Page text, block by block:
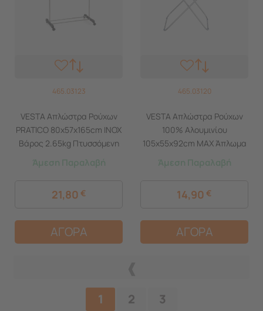
465.03123
VESTA Απλώστρα Ρούχων
PRATICO 80x57x165cm INOX
Βάρος 2.65kg Πτυσσόμενη
Άμεση Παραλαβή
21,80 €
ΑΓΟΡΑ
465.03120
VESTA Απλώστρα Ρούχων
100% Αλουμινίου
105x55x92cm MAX Άπλωμα
10m Βάρος 1.04kg SOLIDO
Άμεση Παραλαβή
14,90 €
ΑΓΟΡΑ
1 2 3